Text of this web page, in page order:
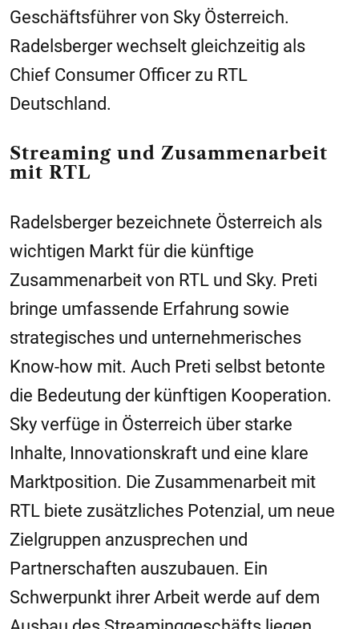
Geschäftsführer von Sky Österreich.
Radelsberger wechselt gleichzeitig als
Chief Consumer Officer zu RTL
Deutschland.
Streaming und Zusammenarbeit
mit RTL
Radelsberger bezeichnete Österreich als
wichtigen Markt für die künftige
Zusammenarbeit von RTL und Sky. Preti
bringe umfassende Erfahrung sowie
strategisches und unternehmerisches
Know-how mit. Auch Preti selbst betonte
die Bedeutung der künftigen Kooperation.
Sky verfüge in Österreich über starke
Inhalte, Innovationskraft und eine klare
Marktposition. Die Zusammenarbeit mit
RTL biete zusätzliches Potenzial, um neue
Zielgruppen anzusprechen und
Partnerschaften auszubauen. Ein
Schwerpunkt ihrer Arbeit werde auf dem